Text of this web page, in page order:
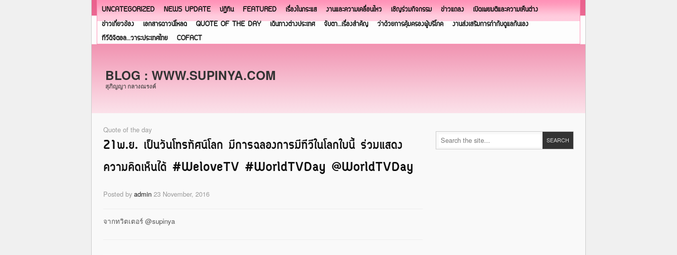
UNCATEGORIZED NEWS UPDATE ปฏิทิน FEATURED เรื่องในกระแส งานและความเคลื่อนไหว เชิญร่วมกิจกรรม ข่าวแถลง
เปิดเผยมติและความเห็นต่าง
ข่าวเกี่ยวข้อง
เอกสารดาวน์โหลด QUOTE OF THE DAY เดินทางต่างประเทศ จับตา…เรื่องสำคัญ ว่าด้วยการคุ้มครองผู้บริโภค
งานส่งเสริมการกำกับดูแลกันเอง
ทีวีดิจิตอล…วาระประเทศไทย
COFACT
BLOG : WWW.SUPINYA.COM
สุภิญญา กลางณรงค์
Quote of the day
21พ.ย. เป็นวันโทรทัศน์โลก มีการฉลองการมีทีวีในโลกใบนี้ ร่วมแสดง
ความคิดเห็นได้ #WeloveTV #WorldTVDay @WorldTVDay
Posted by admin 23 November, 2016
จากทวิตเตอร์ @supinya